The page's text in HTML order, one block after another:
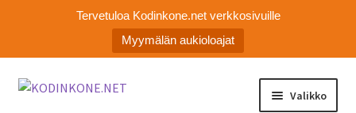
Tervetuloa Kodinkone.net verkkosivuille
Myymälän aukioloajat
Siirry
Siirry
Valikko